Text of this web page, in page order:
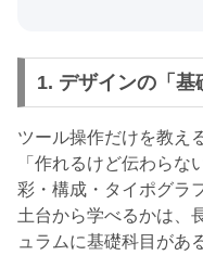
1. デザインの「基
ツール操作だけを教え
「作れるけど伝わら
彩・構成・タイポグラ
土台から学べるかは、
ュラムに基礎科目があ